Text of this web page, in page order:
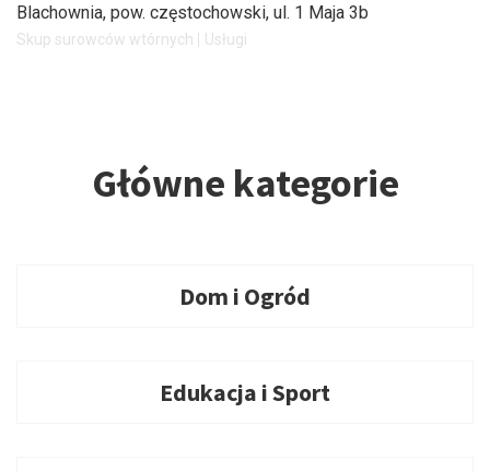
Blachownia, pow. częstochowski, ul. 1 Maja 3b
Skup surowców wtórnych Usługi
Główne kategorie
Dom i Ogród
Edukacja i Sport